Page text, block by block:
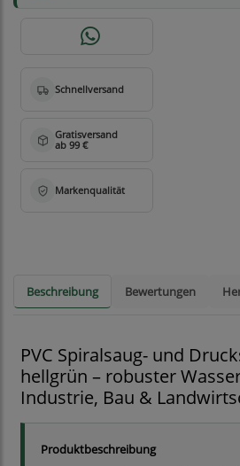
Beschreibung Bewertungen
PVC Spiralsaug- und
hellgrün – robuster
Industrie, Bau &
Produktbeschreibung